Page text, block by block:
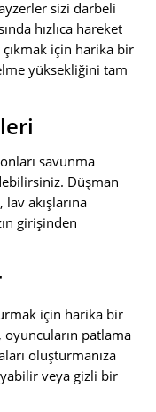
sizi darbeli
hızlıca hareket
için harika bir
yüksekliğini tam
savunma
Düşman
akışlarına
girişinden
için harika bir
oyuncuların patlama
oluşturmanıza
veya gizli bir